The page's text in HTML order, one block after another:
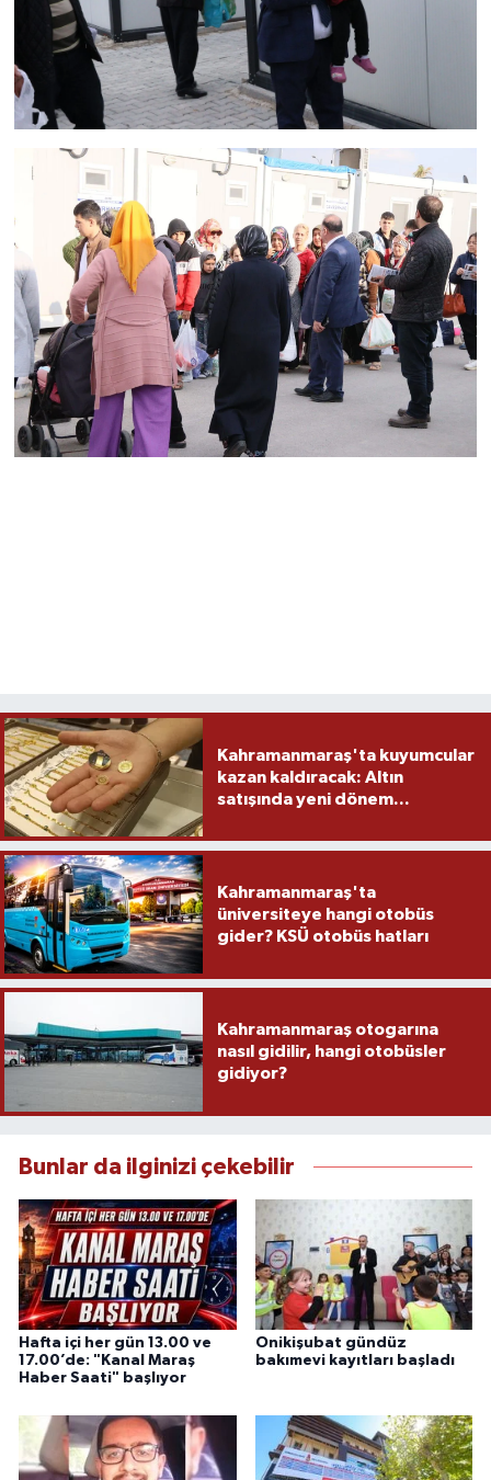
Kahramanmaraş'ta kuyumcular
kazan kaldıracak: Altın
satışında yeni dönem...
Kahramanmaraş'ta
üniversiteye hangi otobüs
gider? KSÜ otobüs hatları
Kahramanmaraş otogarına
nasıl gidilir, hangi otobüsler
gidiyor?
Bunlar da ilginizi çekebilir
Hafta içi her gün 13.00 ve
17.00’de: "Kanal Maraş
Haber Saati" başlıyor
Onikişubat gündüz
bakımevi kayıtları başladı